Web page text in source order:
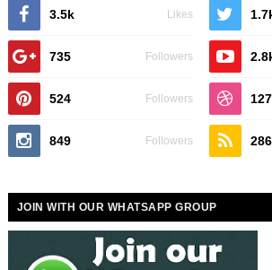
3.5k Likes
735 Followers
524 Followers 127
849 Followers 286
JOIN WITH OUR WHATSAPP GROUP